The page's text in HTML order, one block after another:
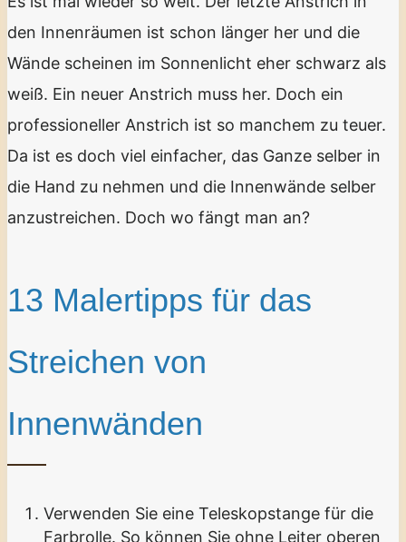
den Innenräumen ist schon länger her und die
Wände scheinen im Sonnenlicht eher schwarz als
weiß. Ein neuer Anstrich muss her. Doch ein
professioneller Anstrich ist so manchem zu teuer.
Da ist es doch viel einfacher, das Ganze selber in
die Hand zu nehmen und die Innenwände selber
anzustreichen. Doch wo fängt man an?
13 Malertipps für das
Streichen von
Innenwänden
Verwenden Sie eine Teleskopstange für die
Farbrolle. So können Sie ohne Leiter oberen